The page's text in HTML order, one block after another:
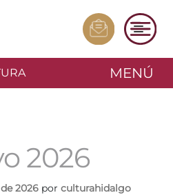
MENÚ
2026
2026 por culturahidalgo